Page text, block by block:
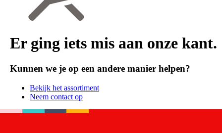
Er ging iets mis aan onze kant.
Kunnen we je op een andere manier helpen?
Bekijk het assortiment
Neem contact op